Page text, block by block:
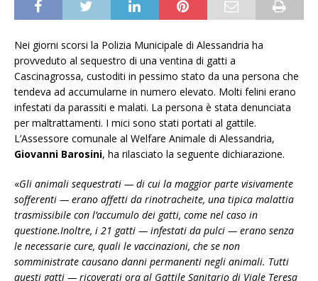
Nei giorni scorsi la Polizia Municipale di Alessandria ha
provveduto al sequestro di una ventina di gatti a
Cascinagrossa, custoditi in pessimo stato da una persona che
tendeva ad accumularne in numero elevato. Molti felini erano
infestati da parassiti e malati. La persona è stata denunciata
per maltrattamenti. I mici sono stati portati al gattile.
L’Assessore comunale al Welfare Animale di Alessandria,
Giovanni Barosini, ha rilasciato la seguente dichiarazione.
«Gli animali sequestrati — di cui la maggior parte visivamente
sofferenti — erano affetti da rinotracheite, una tipica malattia
trasmissibile con l’accumulo dei gatti, come nel caso in
questione.Inoltre, i 21 gatti — infestati da pulci — erano senza
le necessarie cure, quali le vaccinazioni, che se non
somministrate causano danni permanenti negli animali. Tutti
questi gatti — ricoverati ora al Gattile Sanitario di Viale Teresa